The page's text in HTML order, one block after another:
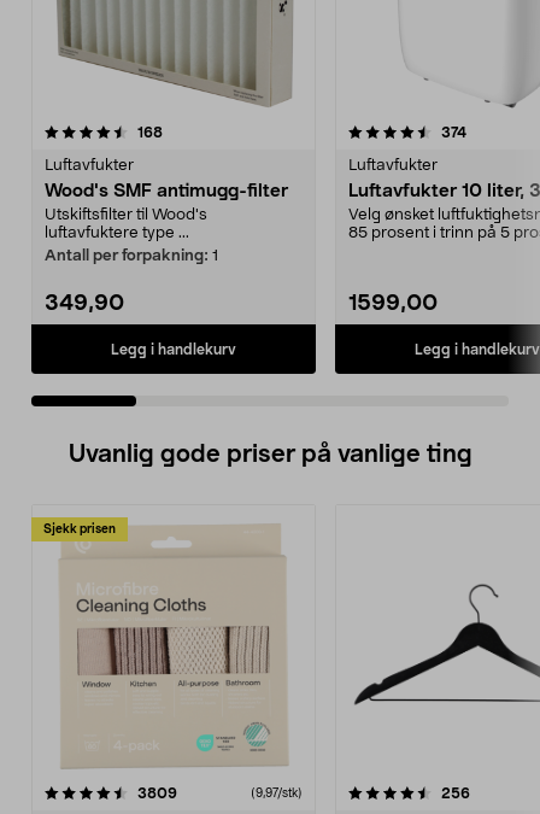
168anmeldelser
Luftavfukter
Wood's SMF antimugg-filter
Utskiftsfilter til Wood's
luftavfuktere type ...
Antall per forpakning: 1
349,90
Legg i handlekurv
4.5 av 5 stjerner 374
Luftavfukter
Luftavfukter 10 liter,
Velg ønsket
85 prosent i trinn på 5
1599,00
Legg i handlekurv
4.5 av 5 stjerner
Uvanlig gode priser på vanlige ting
Sjekk prisen
3809anmeldelser(9,97/stk)
4.5av 5 stjerner 256
4.5av 5 stjerner